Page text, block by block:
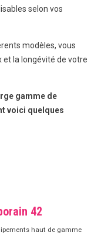
selon vos
modèles, vous
la longévité de votre
gamme de
voici quelques
42